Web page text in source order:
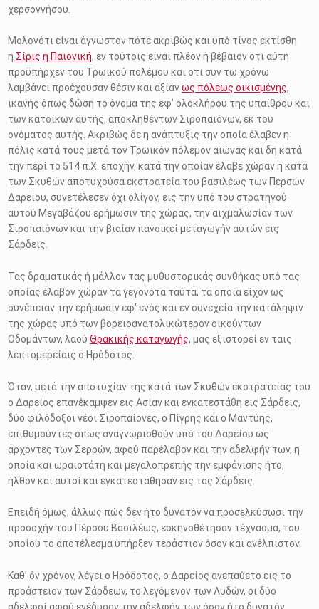
χερσοννήσου.
Μολονότι είναι άγνωστον πότε ακριβώς και υπό τίνος εκτίσθη
η Σίρις η Παιονική, εν τούτοις είναι πλέον ή βέβαιον οτι αύτη
προϋπήρχεν του Τρωικού πολέμου και οτι συν τω χρόνω
λαμβάνει προέχουσαν θέσιν και αξίανως πόλεως οικισμένης,
ικανής όπως δώση το όνομα της εφ’ ολοκλήρου της υπαίθρου και
των κατοίκων αυτής, αποκληθέντων Σιροπαιόνων, εκ του
ονόματος αυτής. Ακριβώς δε η ανάπτυξις την οποία έλαβεν η
πόλις κατά τους μετά τον Τρωικόν πόλεμον αιώνας και δη κατά
την περί το 514 π.Χ. εποχήν, κατά την οποίαν έλαβε χώραν η κατά
των Σκυθών αποτυχούσα εκστρατεία του βασιλέως των Περσών
Δαρείου, συνετέλεσεν όχι ολίγον, εις την υπό του στρατηγού
αυτού Μεγαβάζου ερήμωσιν της χώρας, την αιχμαλωσίαν των
Σιροπαιόνων και την βιαίαν πανοικεί μεταγωγήν αυτών εις
Σάρδεις.
Τας δραματικάς ή μάλλον τας μυθυστορικάς συνθήκας υπό τας
οποίας έλαβον χώραν τα γεγονότα ταύτα, τα οποία είχον ως
συνέπειαν την ερήμωσιν εφ’ ενός και εν συνεχεία την κατάληψιν
της χώρας υπό των βορειοανατολικώτερον οικούντων
Οδομάντων, λαούΘρακικής καταγωγής, μας εξιστορεί εν ταις
λεπτομερείαις ο Ηρόδοτος.
Όταν, μετά την αποτυχίαν της κατά των Σκυθών εκστρατείας του
ο Δαρείος επανέκαμψεν εις Ασίαν και εγκατεστάθη εις Σάρδεις,
δύο φιλόδοξοι νέοι Σιροπαίονες, ο Πίγρης και ο Μαντύης,
επιθυμούντες όπως αναγνωρισθούν υπό του Δαρείου ως
άρχοντες των Σερρών, αφού παρέλαβον και την αδελφήν των, η
οποία και ωραιοτάτη και μεγαλοπρεπής την εμφάνισης ήτο,
ήλθον και αυτοί και εγκατεστάθησαν εις τας Σάρδεις.
Επειδή όμως, άλλως πώς δεν ήτο δυνατόν να προσελκύσωσι την
προσοχήν του Πέρσου Βασιλέως, εσκηνοθέτησαν τέχνασμα, του
οποίου το αποτέλεσμα υπήρξεν τεράστιον όσον και ανέλπιστον.
Καθ’ όν χρόνον, λέγει ο Ηρόδοτος, ο Δαρείος ανεπαύετο εις το
προάστειον των Σάρδεων, το λεγόμενον των Λυδών, οι δύο